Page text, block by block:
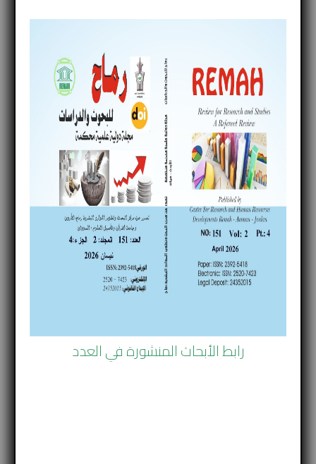
العدد السادس والثلاثون
Font Size
+
–
العدد 36
رابط الأبحاث المنشورة في العدد